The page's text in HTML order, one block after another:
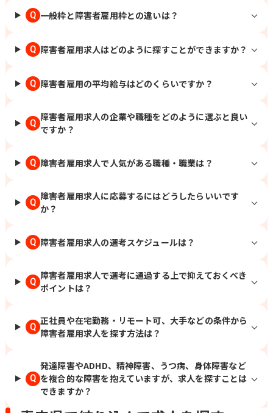
Q 一般枠と障害者雇用枠との違いは？
Q 障害者雇用求人はどのように探すことができますか？
Q 障害者雇用の平均給与はどのくらいですか？
Q
障害者雇用求人の企業や職種をどのように選ぶと良い
ですか？
Q 障害者雇用求人で人気がある職種・職業は？
Q
障害者雇用求人に応募するにはどうしたらいいです
か？
Q 障害者雇用求人の選考スケジュールは？
Q
障害者雇用求人で選考に通過する上で抑えておくべき
ポイントは？
Q
正社員や在宅勤務・リモート可、大手などの条件から
障害者雇用求人を探す方法は？
Q
発達障害やADHD、精神障害、うつ病、身体障害など
を複合的な障害を抱えていますが、求人を探すことは
できますか？